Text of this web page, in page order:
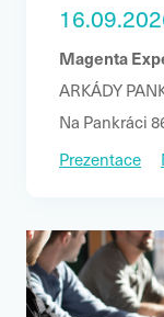
Magenta
ARKÁDY
Na Pankráci
Prezentace